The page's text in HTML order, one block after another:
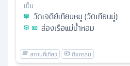
เย็น
วัดเจดีย์เทียนหมู (วัดเทียนมู่)
ล่องเรือแม่น้ำหอม